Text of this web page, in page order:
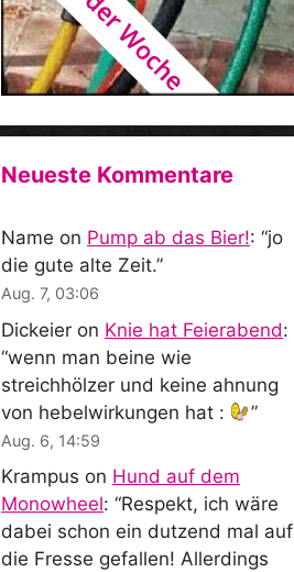
Neueste Kommentare
Name on Pump ab das Bier!: “jo
die gute alte Zeit.”
Aug. 7, 03:06
Dickeier on Knie hat Feierabend:
“wenn man beine wie
streichhölzer und keine ahnung
von hebelwirkungen hat :
”
Aug. 6, 14:59
Krampus on Hund auf dem
Monowheel: “Respekt, ich wäre
dabei schon ein dutzend mal auf
die Fresse gefallen! Allerdings